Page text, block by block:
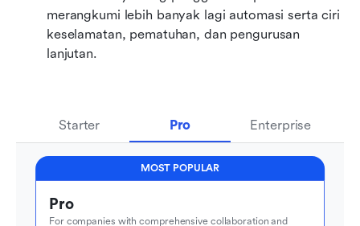
merangkumi lebih banyak lagi automasi serta ciri
keselamatan, pematuhan, dan pengurusan
lanjutan.
Starter Pro Enterprise
MOST POPULAR
Pro
For companies with comprehensive collaboration and